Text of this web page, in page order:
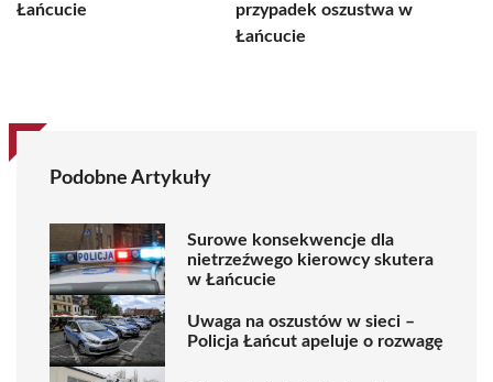
Łańcucie
przypadek oszustwa w
Łańcucie
Podobne Artykuły
Surowe konsekwencje dla
nietrzeźwego kierowcy skutera
w Łańcucie
Uwaga na oszustów w sieci –
Policja Łańcut apeluje o rozwagę